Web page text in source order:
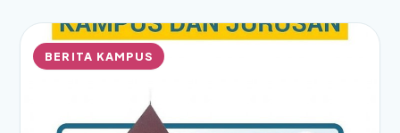
BERITA KAMPUS